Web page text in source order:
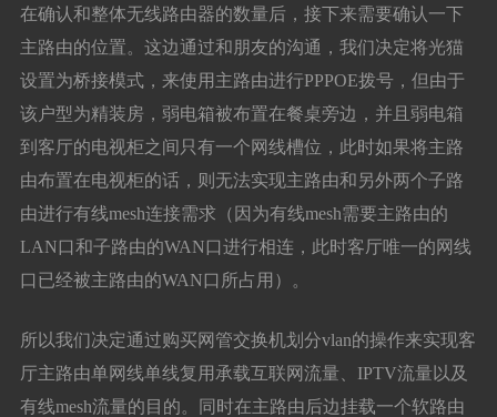
在确认和整体无线路由器的数量后，接下来需要确认一下
主路由的位置。这边通过和朋友的沟通，我们决定将光猫
设置为桥接模式，来使用主路由进行PPPOE拨号，但由于
该户型为精装房，弱电箱被布置在餐桌旁边，并且弱电箱
到客厅的电视柜之间只有一个网线槽位，此时如果将主路
由布置在电视柜的话，则无法实现主路由和另外两个子路
由进行有线mesh连接需求（因为有线mesh需要主路由的
LAN口和子路由的WAN口进行相连，此时客厅唯一的网线
口已经被主路由的WAN口所占用）。
所以我们决定通过购买网管交换机划分vlan的操作来实现客
厅主路由单网线单线复用承载互联网流量、IPTV流量以及
有线mesh流量的目的。同时在主路由后边挂载一个软路由